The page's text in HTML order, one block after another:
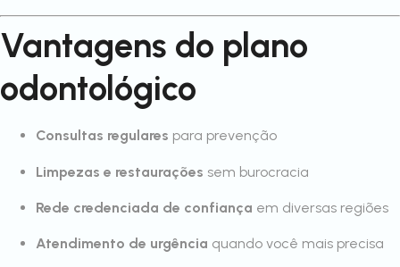
Vantagens do plano
odontológico
Consultas regulares para prevenção
Limpezas e restaurações sem burocracia
Rede credenciada de confiança em diversas regiões
Atendimento de urgência quando você mais precisa